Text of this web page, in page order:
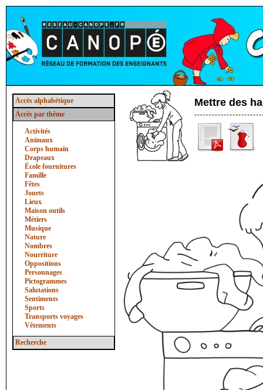
Accès alphabétique
Accès par thème
Activités
Animaux
Corps humain
Drapeaux
École fournitures
Famille
Fêtes
Jouets
Lieux
Maison outils
Métiers
Musique
Nature
Nombres
Nourriture
Oppositions
Personnages
Pictogrammes
Salutations
Sentiments
Sports
Transports voyages
Vêtements
Recherche
Mettre des